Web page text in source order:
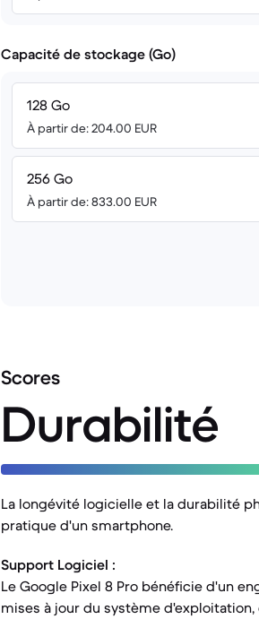
Capacité de stockage (Go)
128 Go
À partir de: 204.00 EUR
256 Go
À partir de: 833.00 EUR
Scores
Durabilité
La longévité logicielle et la durabilité
pratique d'un smartphone.
Support Logiciel :
Le Google Pixel 8 Pro bénéficie d'un
mises à jour du système